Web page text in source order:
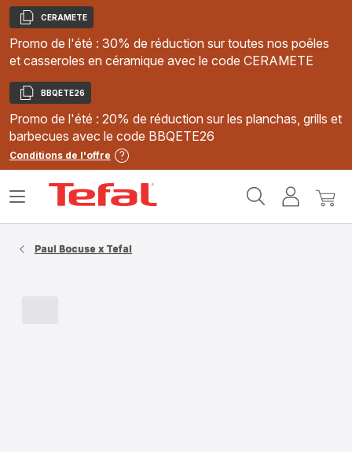
Copier
CERAMETE
Promo de l'été : 30% de réduction sur toutes nos poêles
et casseroles en céramique avec le code CERAMETE
Copier
BBQETE26
Promo de l'été : 20% de réduction sur les planchas, grills et
barbecues avec le code BBQETE26
Conditions de l'offre
MonMon
Ouvrir
Paul Bocuse x Tefal